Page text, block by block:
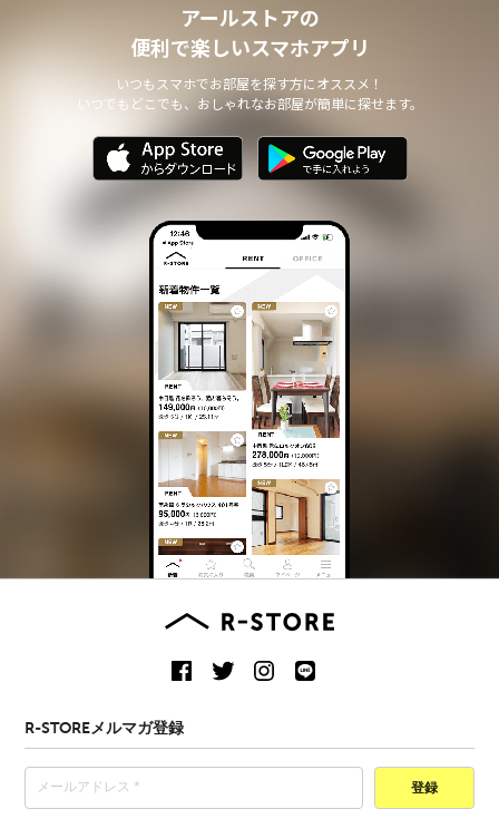
アールストアの
便利で楽しいスマホアプリ
いつもスマホでお部屋を探す方にオススメ！
いつでもどこでも、おしゃれなお部屋が簡単に探せます。
R-STOREメルマガ登録
登録